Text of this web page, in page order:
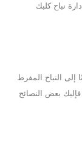
نباح كلبك
إلى النباح المفرط
بعض النصائح